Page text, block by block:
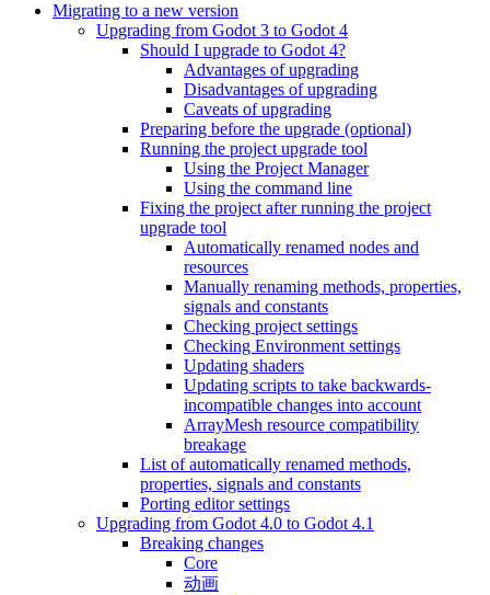
Migrating to a new version
Upgrading from Godot 3 to Godot 4
Should I upgrade to Godot 4?
Advantages of upgrading
Disadvantages of upgrading
Caveats of upgrading
Preparing before the upgrade (optional)
Running the project upgrade tool
Using the Project Manager
Using the command line
Fixing the project after running the project
upgrade tool
Automatically renamed nodes and
resources
Manually renaming methods, properties,
signals and constants
Checking project settings
Checking Environment settings
Updating shaders
Updating scripts to take backwards-
incompatible changes into account
ArrayMesh resource compatibility
breakage
List of automatically renamed methods,
properties, signals and constants
Porting editor settings
Upgrading from Godot 4.0 to Godot 4.1
Breaking changes
Core
动画